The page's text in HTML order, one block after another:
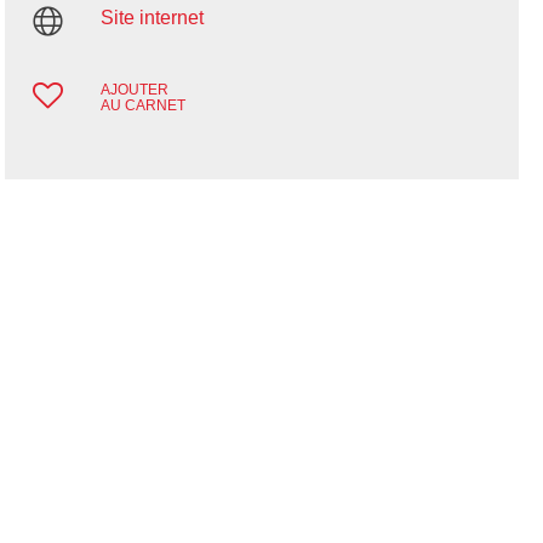
Site internet
AJOUTER
AU CARNET